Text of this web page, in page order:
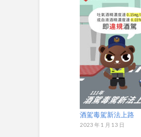
酒駕毒駕新法上路
2023 年 1 月 13 日